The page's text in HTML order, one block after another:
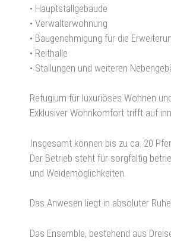
• Hauptstallgebäude
• Verwalterwohnung
• Baugenehmigung für die
• Reithalle
• Stallungen und weiteren
Refugium für luxuriöses Wohnen
Exklusiver Wohnkomfort trifft auf
Insgesamt können bis zu ca. 20
Der Betrieb steht für sorgfältig
und Weidemöglichkeiten.
Das Anwesen liegt in absoluter
Das Ensemble, bestehend aus